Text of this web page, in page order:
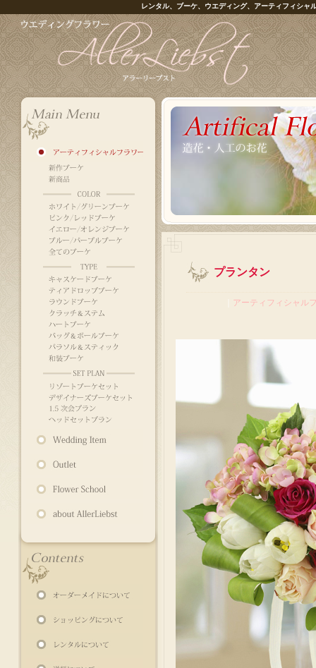
レンタル、ブーケ、ウエディング、アーティフィシャ
プランタン
アーティフィシャル